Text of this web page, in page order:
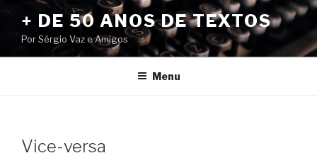
conteúdo
+ DE 50 ANOS DE TEXTOS
Por Sérgio Vaz e Amigos
Menu
Vice-versa